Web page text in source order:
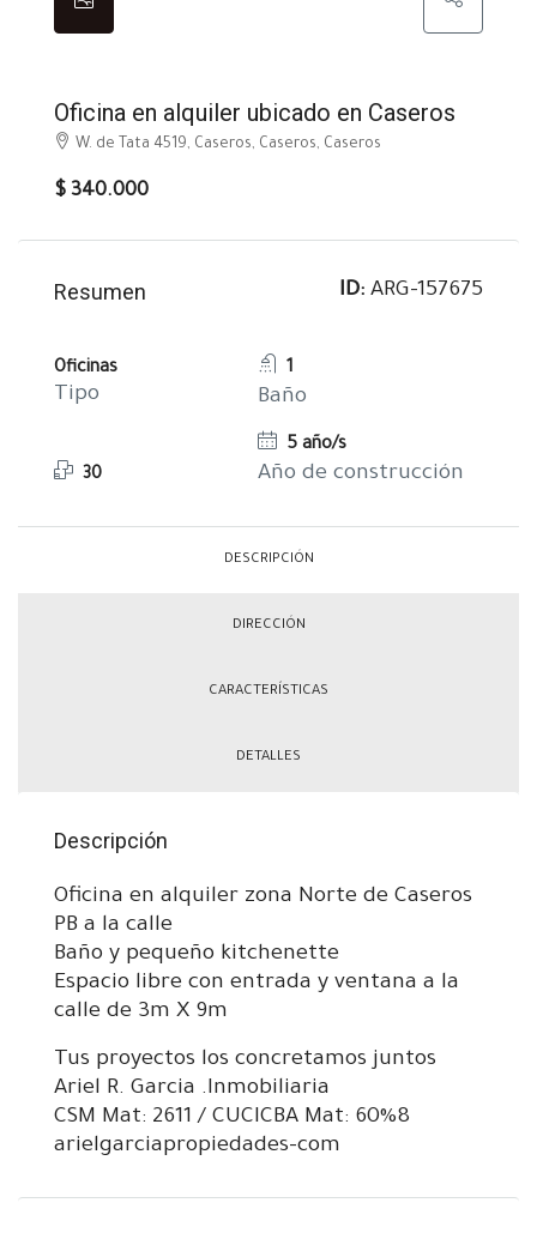
Oficina en alquiler ubicado en Caseros
W. de Tata 4519, Caseros, Caseros, Caseros
$ 340.000
Resumen ID: ARG-157675
Oficinas
Tipo
1
Baño
30
5 año/s
Año de construcción
DESCRIPCIÓN
DIRECCIÓN
CARACTERÍSTICAS
DETALLES
Descripción
Oficina en alquiler zona Norte de Caseros
PB a la calle
Baño y pequeño kitchenette
Espacio libre con entrada y ventana a la
calle de 3m X 9m
Tus proyectos los concretamos juntos
Ariel R. Garcia .Inmobiliaria
CSM Mat: 2611 / CUCICBA Mat: 60%8
arielgarciapropiedades-com